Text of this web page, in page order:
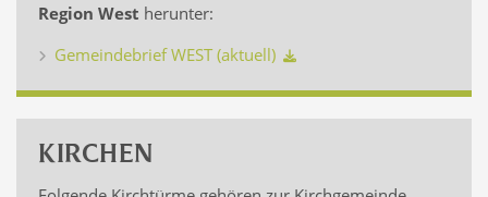
Region West herunter:
Gemeindebrief WEST (aktuell)
KIRCHEN